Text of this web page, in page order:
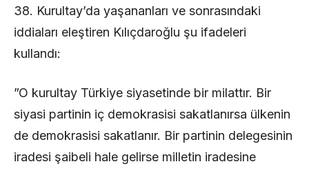
38. Kurultay’da yaşananları ve sonrasındaki
iddiaları eleştiren Kılıçdaroğlu şu ifadeleri
kullandı:
​”O kurultay Türkiye siyasetinde bir milattır. Bir
siyasi partinin iç demokrasisi sakatlanırsa ülkenin
de demokrasisi sakatlanır. Bir partinin delegesinin
iradesi şaibeli hale gelirse milletin iradesine